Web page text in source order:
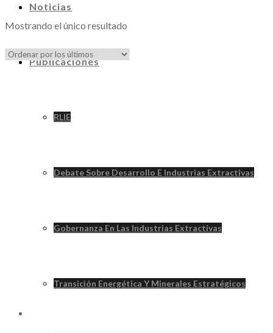
Noticias
Publicaciones
RLIE
Debate Sobre Desarrollo E Industrias Extractivas
Gobernanza En Las Industrias Extractivas
Transición Energética Y Minerales Estratégicos
Mostrando el único resultado